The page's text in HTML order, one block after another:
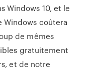
Windows 10, et le
Windows coûtera
de mêmes
gratuitement
et de notre